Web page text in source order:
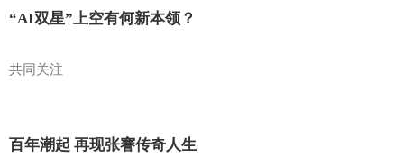
“AI双星”上空有何新本领？
共同关注
百年潮起 再现张謇传奇人生